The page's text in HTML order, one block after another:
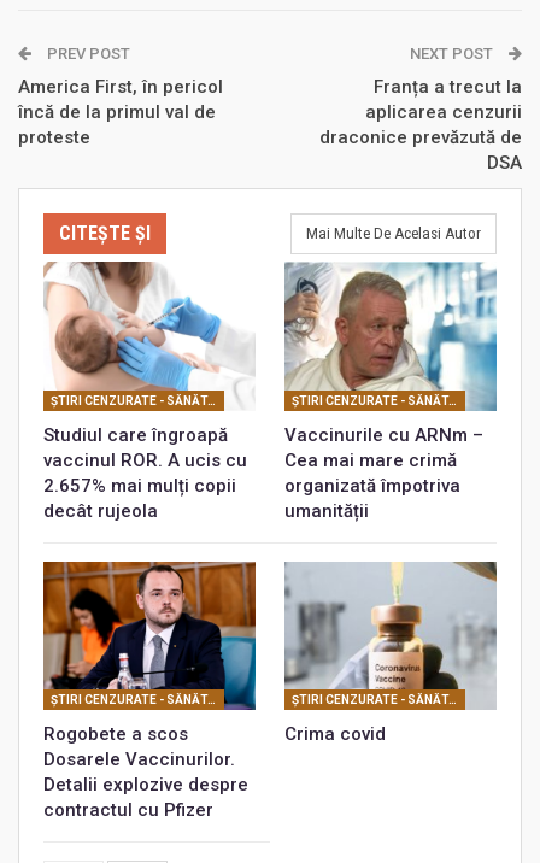
PREV POST
America First, în pericol
încă de la primul val de
proteste
NEXT POST
Franța a trecut la
aplicarea cenzurii
draconice prevăzută de
DSA
CITEȘTE ȘI Mai Multe De Acelasi Autor
ŞTIRI CENZURATE - SĂNĂTATE
Studiul care îngroapă
vaccinul ROR. A ucis cu
2.657% mai mulți copii
decât rujeola
ŞTIRI CENZURATE - SĂNĂTATE
Vaccinurile cu ARNm –
Cea mai mare crimă
organizată împotriva
umanității
ŞTIRI CENZURATE - SĂNĂTATE
Rogobete a scos
Dosarele Vaccinurilor.
Detalii explozive despre
contractul cu Pfizer
ŞTIRI CENZURATE - SĂNĂTATE
Crima covid